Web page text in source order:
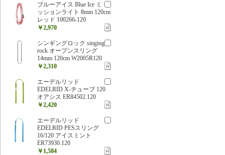
ブルーアイス Blue Ice ミ
ッションライト 8mm 120cm
レッド 100266-120
￥2,970
シンギングロック singing
rock オープンスリング
14mm 120cm W2005R120
￥2,310
エーデルリッド
EDELRID X-チューブ 120
オアシス ER84502.120
￥2,420
エーデルリッド
EDELRID PESスリング
16/120 アイスミント
ER73930.120
￥1,584